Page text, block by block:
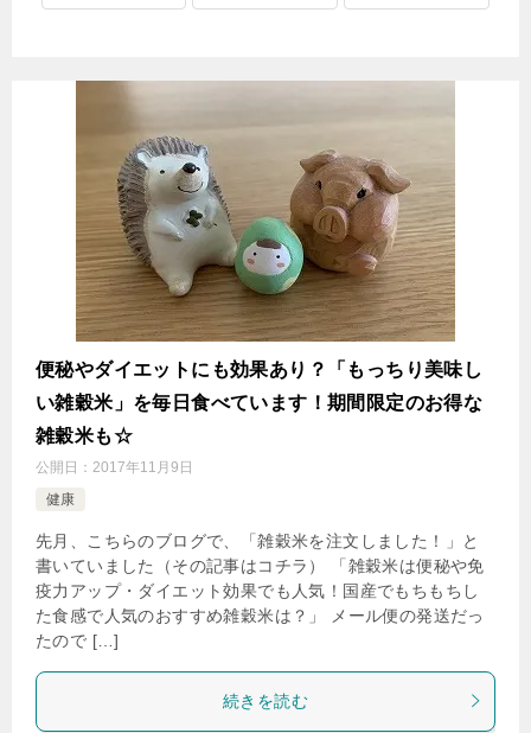
便秘やダイエットにも効果あり？「もっちり美味し
い雑穀米」を毎日食べています！期間限定のお得な
雑穀米も☆
公開日： 2017年11月9日
健康
先月、こちらのブログで、「雑穀米を注文しました！」と
書いていました（その記事はコチラ） 「雑穀米は便秘や免
疫力アップ・ダイエット効果でも人気！国産でもちもちし
た食感で人気のおすすめ雑穀米は？」 メール便の発送だっ
たので […]
続きを読む